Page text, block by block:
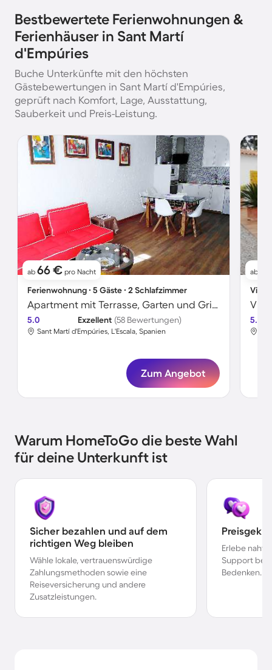
Bestbewertete Ferienwohnungen &
Ferienhäuser in Sant Martí
d'Empúries
Buche Unterkünfte mit den höchsten
Gästebewertungen in Sant Martí d'Empúries,
geprüft nach Komfort, Lage, Ausstattung,
Sauberkeit und Preis-Leistung.
ab 66 € pro Nacht
Ferienwohnung ∙ 5 Gäste ∙ 2 Schlafzimmer
Apartment mit Terrasse, Garten und Grill | Naturblick
5.0 Exzellent (58 Bewertungen)
Sant Martí d'Empúries, L'Escala, Spanien
Zum Angebot
ab
Villa
5.0
Warum HomeToGo die beste Wahl
für deine Unterkunft ist
Sicher bezahlen und auf dem
richtigen Weg bleiben
Wähle lokale, vertrauenswürdige
Zahlungsmethoden sowie eine
Reiseversicherung und andere
Zusatzleistungen.
Erlebe
Support bei
Bedenken.